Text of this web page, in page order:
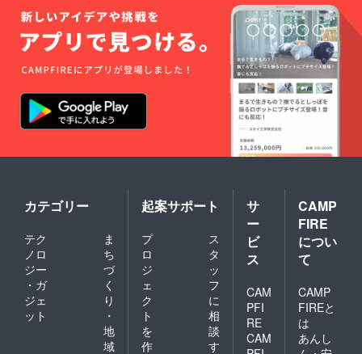
カテゴリー
テク
ノロ
ジー
・ガ
ジェ
ット
ま
ち
づ
く
り
・
地
域
起案サポート
プ
ロ
ジ
ェ
ク
ト
を
作
ス
タ
ッ
フ
に
相
談
す
サ
ー
ビ
ス
CAM
PFI
RE
CAM
CAMP
FIRE
につい
て
CAMP
FIREと
は
あんし